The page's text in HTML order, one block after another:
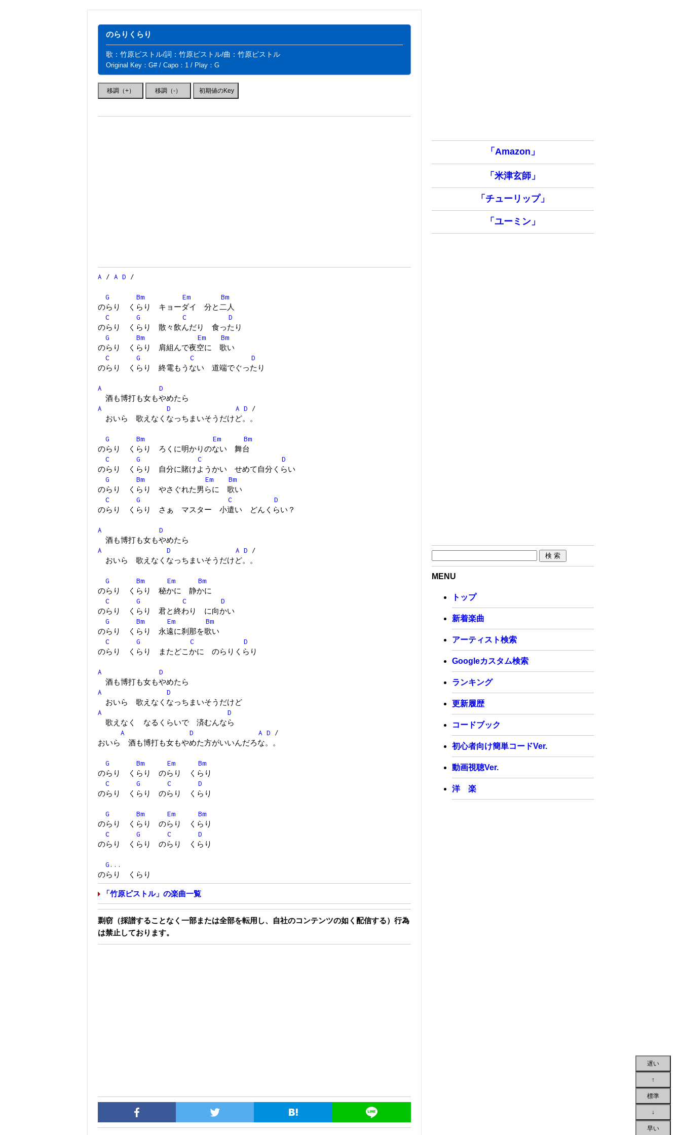
のらりくらり
歌：竹原ピストル/詞：竹原ピストル/曲：竹原ピストル
Original Key：G# / Capo：1 / Play：G
A / A D /
G Bm Em
Bm
のらり くらり キョーダイ 分と二人
C
G C
D
のらり くらり 散々飲んだり 食ったり
G
Bm Em
Bm
のらり くらり 肩組んで夜空に 歌い
C
G C
D
のらり くらり 終電もうない 道端でぐったり
A
D
酒も博打も女もやめたら
A
D A D /
おいら 歌えなくなっちまいそうだけど。。
G Bm Em
Bm
のらり くらり ろくに明かりのない 舞台
C
G C
D
のらり くらり 自分に賭けようかい せめて自分くらい
G
Bm Em
Bm
のらり くらり やさぐれた男らに 歌い
C
G C
D
のらり くらり さぁ マスター 小遣い どんくらい？
A
D
酒も博打も女もやめたら
A
D A D /
おいら 歌えなくなっちまいそうだけど。。
G Bm Em
Bm
のらり くらり 秘かに 静かに
C
G C
D
のらり くらり 君と終わり に向かい
G
Bm Em
Bm
のらり くらり 永遠に刹那を歌い
C
G C
D
のらり くらり またどこかに のらりくらり
A
D
酒も博打も女もやめたら
A
D
おいら 歌えなくなっちまいそうだけど
A
D
歌えなく なるくらいで 済むんなら
A
D A D /
おいら 酒も博打も女もやめた方がいいんだろな。。
G Bm Em
Bm
のらり くらり のらり くらり
C
G C
D
のらり くらり のらり くらり
G Bm Em
Bm
のらり くらり のらり くらり
C
G C
D
のらり くらり のらり くらり
G ...
のらり くらり
「竹原ピストル」の楽曲一覧
剽窃（採譜することなく一部または全部を転用し、自社のコンテンツの如く配信する）行為
は禁止しております。
「Amazon」
「米津玄師」
「チューリップ」
「ユーミン」
MENU
トップ
新着楽曲
アーティスト検索
Googleカスタム検索
ランキング
更新履歴
コードブック
初心者向け簡単コードVer.
動画視聴Ver.
洋 楽